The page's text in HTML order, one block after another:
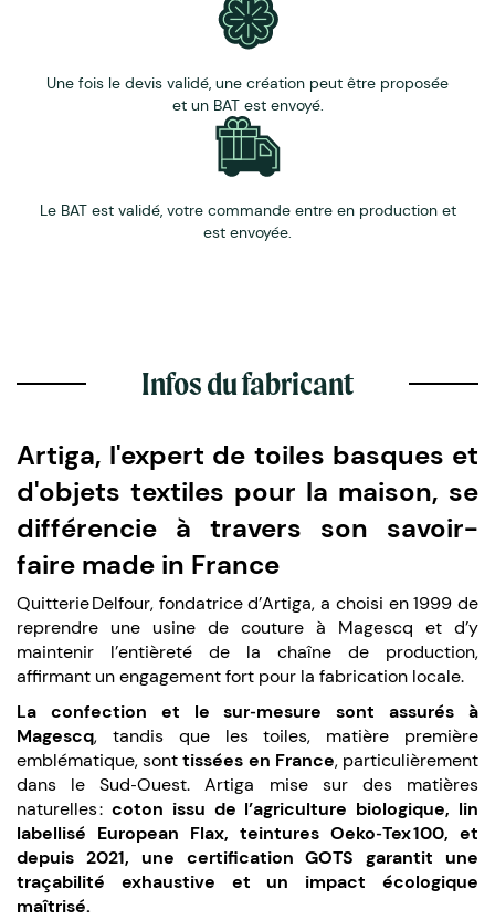
Une fois le devis validé, une création peut être proposée
et un BAT est envoyé.
Le BAT est validé, votre commande entre en production et
est envoyée.
Infos du fabricant
Artiga, l'expert de toiles basques et
d'objets textiles pour la maison, se
différencie à travers son savoir-
faire made in France
Quitterie Delfour, fondatrice d’Artiga, a choisi en 1999 de
reprendre une usine de couture à Magescq et d’y
maintenir l’entièreté de la chaîne de production,
affirmant un engagement fort pour la fabrication locale.
La confection et le sur‑mesure sont assurés à
Magescq, tandis que les toiles, matière première
emblématique, sonttissées en France, particulièrement
dans le Sud‑Ouest. Artiga mise sur des matières
naturelles : coton issu de l’agriculture biologique, lin
labellisé European Flax, teintures Oeko‑Tex 100, et
depuis 2021, une certification GOTS garantit une
traçabilité exhaustive et un impact écologique
maîtrisé.